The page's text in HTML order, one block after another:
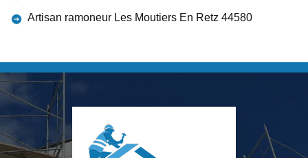
Artisan ramoneur Les Moutiers En Retz 44580